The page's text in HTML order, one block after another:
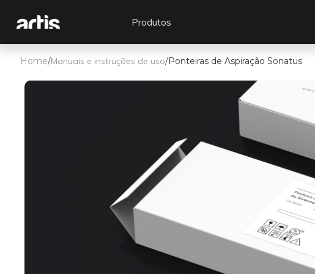
Produtos
Home/Manuais e instruções de uso/Ponteiras de Aspiração Sonatus